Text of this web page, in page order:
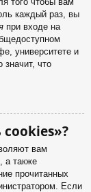
каждый раз, вы
при входе на
университете и
значит, что
вам
а также
прочитанных
Если